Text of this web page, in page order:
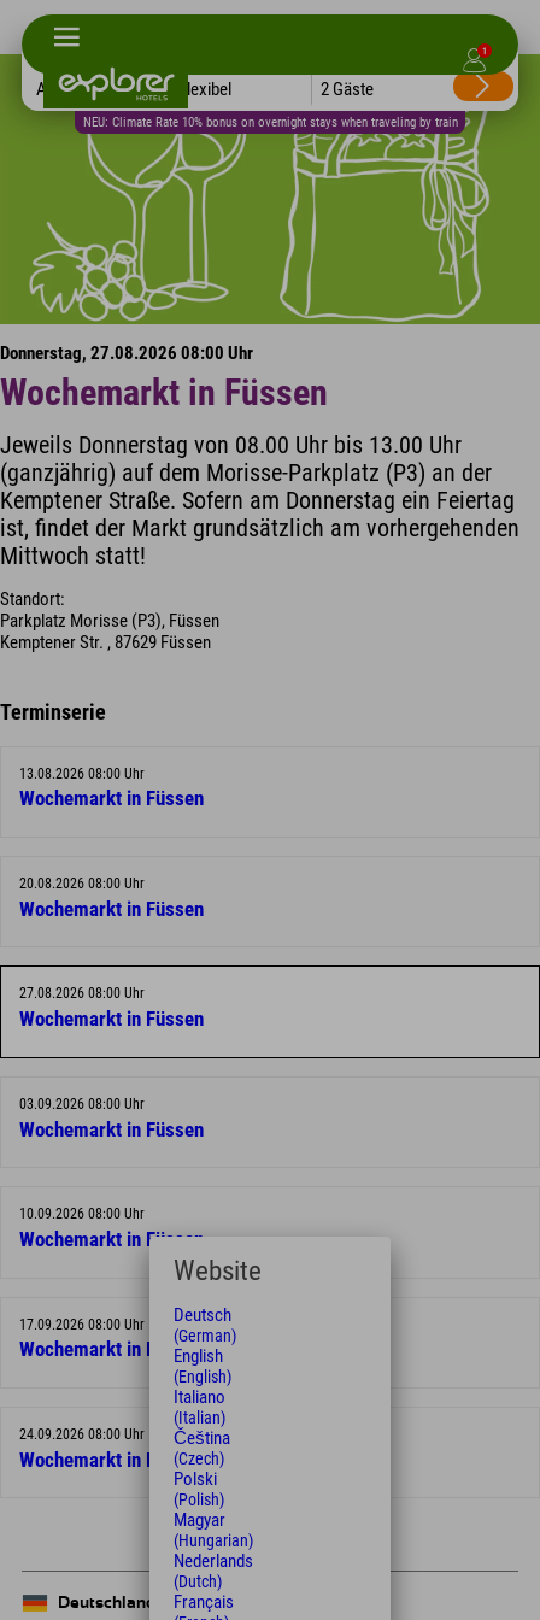
1
NEU: Climate Rate 10% bonus on overnight stays when traveling by train
Alle Hotels Flexibel 2 Gäste
Donnerstag, 27.08.2026 08:00 Uhr
Wochemarkt in Füssen
Jeweils Donnerstag von 08.00 Uhr bis 13.00 Uhr
(ganzjährig) auf dem Morisse-Parkplatz (P3) an der
Kemptener Straße. Sofern am Donnerstag ein Feiertag
ist, findet der Markt grundsätzlich am vorhergehenden
Mittwoch statt!
Standort:
Parkplatz Morisse (P3), Füssen
Kemptener Str. , 87629 Füssen
Terminserie
13.08.2026 08:00 Uhr
Wochemarkt in Füssen
20.08.2026 08:00 Uhr
Wochemarkt in Füssen
27.08.2026 08:00 Uhr
Wochemarkt in Füssen
03.09.2026 08:00 Uhr
Wochemarkt in Füssen
10.09.2026 08:00 Uhr
Wochemarkt in Füssen
17.09.2026 08:00 Uhr
Wochemarkt in Füssen
24.09.2026 08:00 Uhr
Wochemarkt in Füssen
Deutschland
Website
Deutsch
(German)
English
(English)
Italiano
(Italian)
Čeština
(Czech)
Polski
(Polish)
Magyar
(Hungarian)
Nederlands
(Dutch)
Français